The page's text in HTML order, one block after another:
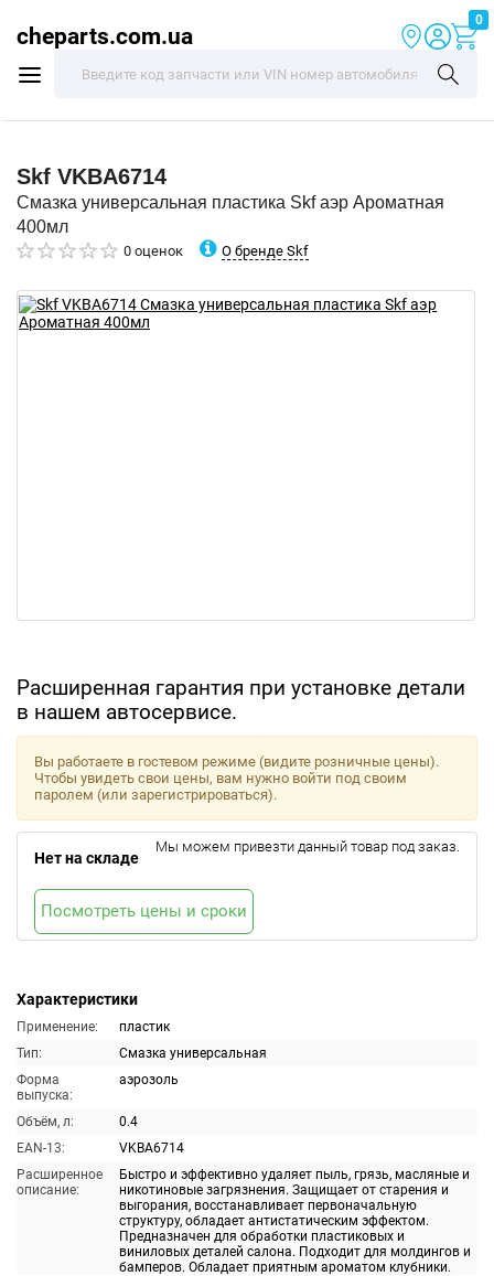
cheparts.com.ua
0
Skf VKBA6714
Смазка универсальная пластика Skf аэр Ароматная
400мл
0 оценок О бренде Skf
Расширенная гарантия при установке детали
в нашем автосервисе.
Характеристики
Применение:
пластик
Тип:
Смазка универсальная
Форма
выпуска:
аэрозоль
Объём, л:
0.4
EAN-13:
VKBA6714
Расширенное
описание:
Быстро и эффективно удаляет пыль, грязь, масляные и
никотиновые загрязнения. Защищает от старения и
выгорания, восстанавливает первоначальную
структуру, обладает антистатическим эффектом.
Предназначен для обработки пластиковых и
виниловых деталей салона. Подходит для молдингов и
бамперов. Обладает приятным ароматом клубники.
Вы работаете в гостевом режиме (видите розничные цены).
Чтобы увидеть свои цены, вам нужно войти под своим
паролем (или зарегистрироваться).
Нет на складе
Мы можем привезти данный товар под заказ.
Посмотреть цены и сроки